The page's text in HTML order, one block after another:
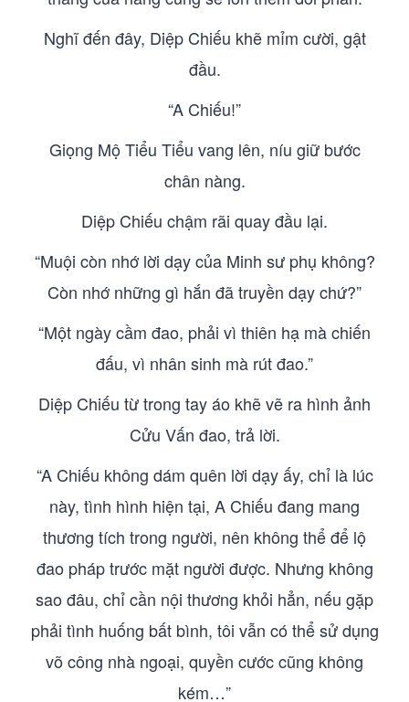
Nghĩ đến đây, Diệp Chiếu khẽ mỉm cười, gật
đầu.
“A Chiếu!”
Giọng Mộ Tiểu Tiểu vang lên, níu giữ bước
chân nàng.
Diệp Chiếu chậm rãi quay đầu lại.
“Muội còn nhớ lời dạy của Minh sư phụ không?
Còn nhớ những gì hắn đã truyền dạy chứ?”
“Một ngày cầm đao, phải vì thiên hạ mà chiến
đấu, vì nhân sinh mà rút đao.”
Diệp Chiếu từ trong tay áo khẽ vẽ ra hình ảnh
Cửu Vấn đao, trả lời.
“A Chiếu không dám quên lời dạy ấy, chỉ là lúc
này, tình hình hiện tại, A Chiếu đang mang
thương tích trong người, nên không thể để lộ
đao pháp trước mặt người được. Nhưng không
sao đâu, chỉ cần nội thương khỏi hẳn, nếu gặp
phải tình huống bất bình, tôi vẫn có thể sử dụng
võ công nhà ngoại, quyền cước cũng không
kém…”